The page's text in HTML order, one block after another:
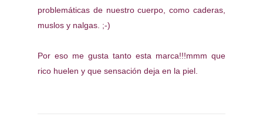
problemáticas de nuestro cuerpo, como caderas,
muslos y nalgas. ;-)
Por eso me gusta tanto esta marca!!!mmm que
rico huelen y que sensación deja en la piel.